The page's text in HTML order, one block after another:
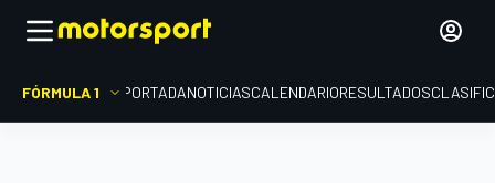
FÓRMULA 1 PORTADANOTICIASCALENDARIORESULTADOS